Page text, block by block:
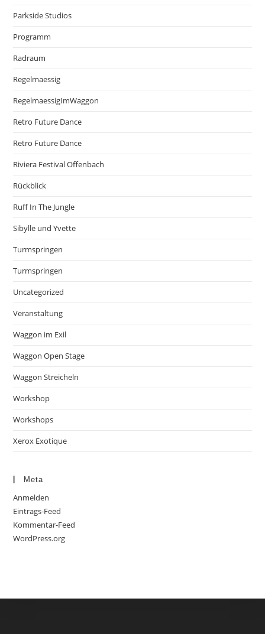
Parkside Studios
Programm
Radraum
Regelmaessig
RegelmaessigImWaggon
Retro Future Dance
Retro Future Dance
Riviera Festival Offenbach
Rückblick
Ruff In The Jungle
Sibylle und Yvette
Turmspringen
Turmspringen
Uncategorized
Veranstaltung
Waggon im Exil
Waggon Open Stage
Waggon Streicheln
Workshop
Workshops
Xerox Exotique
Meta
Anmelden
Eintrags-Feed
Kommentar-Feed
WordPress.org